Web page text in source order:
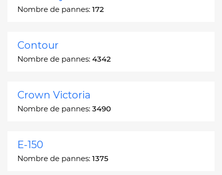
Nombre de pannes: 172
Contour
Nombre de pannes: 4342
Crown Victoria
Nombre de pannes: 3490
E-150
Nombre de pannes: 1375